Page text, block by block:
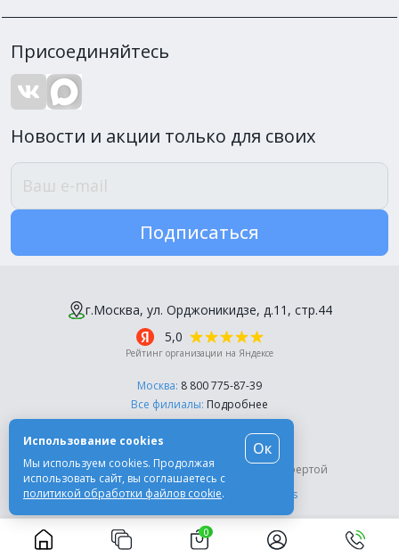
Присоединяйтесь
Новости и акции только для своих
Подписаться
© Компания «Эль-Дент», 2003-2026
Цены на сайте не являются публичной офертой
Разработка сайта -Moscow Dynamics
г.Москва, ул. Орджоникидзе, д.11, стр.44
5,0
Рейтинг организации на Яндексе
Москва: 8 800 775-87-39
Все филиалы: Подробнее
Пн-Пт, с 10:00 до 18:00
Использование cookies
Мы используем cookies. Продолжая
использовать сайт, вы соглашаетесь с
политикой обработки файлов cookie.
Ок
0